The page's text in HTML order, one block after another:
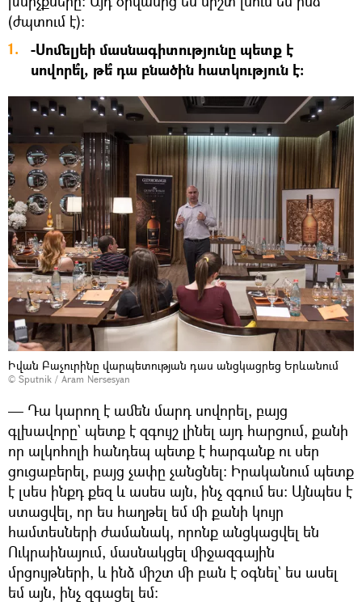
(ժպտում է)։
-Սոմելյեի մասնագիտությունը պետք է
սովորե՞լ, թե՞ դա բնածին հատկություն է։
Իվան Բաչուրինը վարպետության դաս անցկացրեց Երևանում
© Sputnik / Aram Nersesyan
— Դա կարող է ամեն մարդ սովորել, բայց
գլխավորը` պետք է զգույշ լինել այդ հարցում, քանի
որ ալկոհոլի հանդեպ պետք է հարգանք ու սեր
ցուցաբերել, բայց չափը չանցնել։ Իրականում պետք
է լսես ինքդ քեզ և ասես այն, ինչ զգում ես։ Այնպես է
ստացվել, որ ես հաղթել եմ մի քանի կույր
համտեսների ժամանակ, որոնք անցկացվել են
Ուկրաինայում, մասնակցել միջազգային
մրցույթների, և ինձ միշտ մի բան է օգնել` ես ասել
եմ այն, ինչ զգացել եմ։